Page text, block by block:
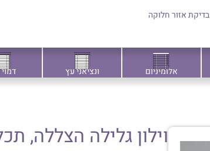
בדיקת אזור חלוקה
אלומיניום ונציאני עץ
וילון גלילה הצללה,